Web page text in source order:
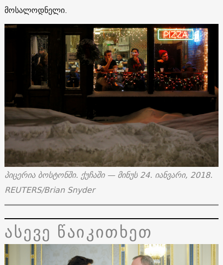
მოსალოდნელი.
პიცერია ბოსტონში. ქუჩაში — მინუს 24. იანვარი, 2018.
REUTERS/Brian Snyder
ასევე წაიკითხეთ